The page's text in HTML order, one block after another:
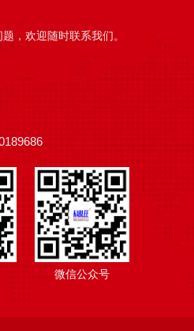
，欢迎随时联系我们。
微信公众号